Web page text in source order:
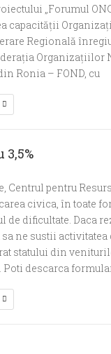
„Forumul
capacității
Regională
Organizațiilor
Ronia – FOND, cu
3,5%
Centrul pentru
civica, în toate
de dificultate. Daca
ne sustii activitatea
statului din
Poti descarca